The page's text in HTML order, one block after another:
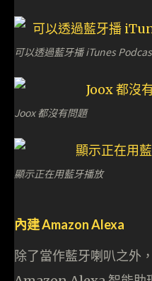
可以透過藍牙播 iTunes
Joox 都沒有問題
顯示正在用藍牙播放
內建 Amazon Alexa
除了當作藍牙喇叭之外